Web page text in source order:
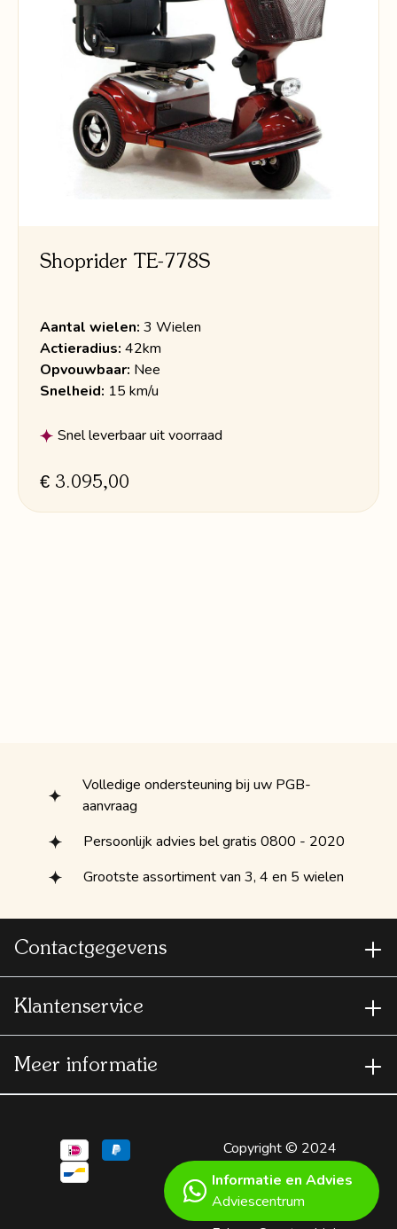
Shoprider TE-778S
Aantal wielen: 3 Wielen
Actieradius: 42km
Opvouwbaar: Nee
Snelheid: 15 km/u
Snel leverbaar uit voorraad
€ 3.095,00
Volledige ondersteuning bij uw PGB-
aanvraag
Persoonlijk advies bel gratis 0800 - 2020
Grootste assortiment van 3, 4 en 5 wielen
Contactgegevens
Klantenservice
Meer informatie
Copyright © 2024
Scootmobielspecialist
- AShopware
webshopby Not
Informatie en Advies
Adviescentrum